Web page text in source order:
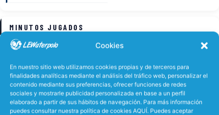
Cookies
En nuestro sitio web utilizamos cookies propias y de terceros para
finalidades analíticas mediante el análisis del tráfico web, personalizar el
contenido mediante sus preferencias, ofrecer funciones de redes
sociales y mostrarle publicidad personalizada en base a un perfil
elaborado a partir de sus hábitos de navegación. Para más información
puedes consultar nuestra política de cookies AQUÍ. Puedes aceptar
MINUTOS JUGADOS
CARLES 42.0 44.5
WILLIAM GEORGE 6.0
BYRNE EGGE